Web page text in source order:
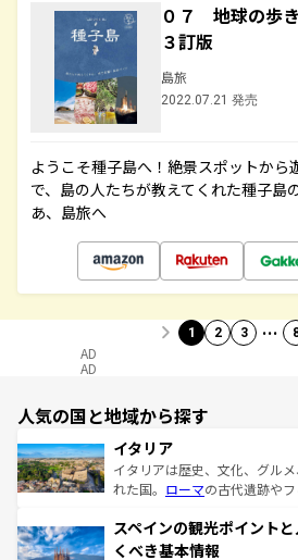
０７ 地球の
３訂版
島旅
2022.07.21 発売
ようこそ種子島へ！絶景スポットから
で、島の人たちが教えてくれた種子島
あ、島旅へ
1 2 3 …
AD
AD
人気の国と地域から探す
イタリア
イタリアは歴史、文化、グル
れた国。 ローマの古代遺跡や
ろん、トスカーナの美しい田
景など、自然景観も見逃せない
スペインの観光ポイント
くべき基本情報